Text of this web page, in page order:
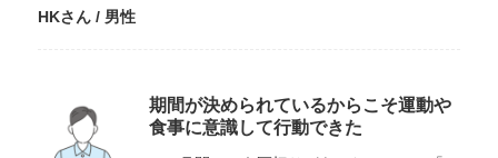
HKさん / 男性
期間が決められているからこそ運動や
食事に意識して行動できた